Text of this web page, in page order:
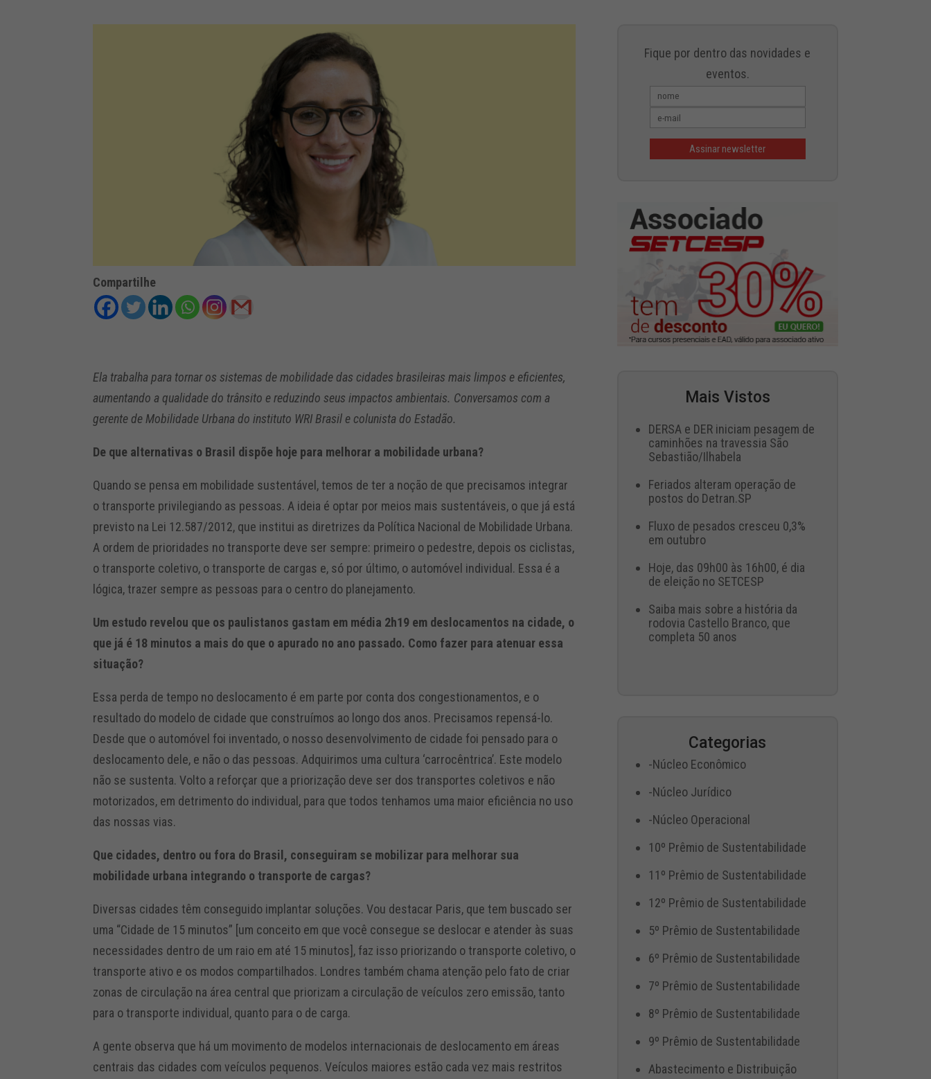
Compartilhe
Ela trabalha para tornar os sistemas de mobilidade das cidades brasileiras mais limpos e eficientes,
aumentando a qualidade do trânsito e reduzindo seus impactos ambientais. Conversamos com a
gerente de Mobilidade Urbana do instituto WRI Brasil e colunista do Estadão.
De que alternativas o Brasil dispõe hoje para melhorar a mobilidade urbana?
Quando se pensa em mobilidade sustentável, temos de ter a noção de que precisamos integrar
o transporte privilegiando as pessoas. A ideia é optar por meios mais sustentáveis, o que já está
previsto na Lei 12.587/2012, que institui as diretrizes da Política Nacional de Mobilidade Urbana.
A ordem de prioridades no transporte deve ser sempre: primeiro o pedestre, depois os ciclistas,
o transporte coletivo, o transporte de cargas e, só por último, o automóvel individual. Essa é a
lógica, trazer sempre as pessoas para o centro do planejamento.
Um estudo revelou que os paulistanos gastam em média 2h19 em deslocamentos na cidade, o
que já é 18 minutos a mais do que o apurado no ano passado. Como fazer para atenuar essa
situação?
Essa perda de tempo no deslocamento é em parte por conta dos congestionamentos, e o
resultado do modelo de cidade que construímos ao longo dos anos. Precisamos repensá-lo.
Desde que o automóvel foi inventado, o nosso desenvolvimento de cidade foi pensado para o
deslocamento dele, e não o das pessoas. Adquirimos uma cultura ‘carrocêntrica’. Este modelo
não se sustenta. Volto a reforçar que a priorização deve ser dos transportes coletivos e não
motorizados, em detrimento do individual, para que todos tenhamos uma maior eficiência no uso
das nossas vias.
Que cidades, dentro ou fora do Brasil, conseguiram se mobilizar para melhorar sua
mobilidade urbana integrando o transporte de cargas?
Diversas cidades têm conseguido implantar soluções. Vou destacar Paris, que tem buscado ser
uma “Cidade de 15 minutos” [um conceito em que você consegue se deslocar e atender às suas
necessidades dentro de um raio em até 15 minutos], faz isso priorizando o transporte coletivo, o
transporte ativo e os modos compartilhados. Londres também chama atenção pelo fato de criar
zonas de circulação na área central que priorizam a circulação de veículos zero emissão, tanto
para o transporte individual, quanto para o de carga.
A gente observa que há um movimento de modelos internacionais de deslocamento em áreas
centrais das cidades com veículos pequenos. Veículos maiores estão cada vez mais restritos
Fique por dentro das novidades e
eventos.
Mais Vistos
DERSA e DER iniciam pesagem de
caminhões na travessia São
Sebastião/Ilhabela
Feriados alteram operação de
postos do Detran.SP
Fluxo de pesados cresceu 0,3%
em outubro
Hoje, das 09h00 às 16h00, é dia
de eleição no SETCESP
Saiba mais sobre a história da
rodovia Castello Branco, que
completa 50 anos
Categorias
-Núcleo Econômico
-Núcleo Jurídico
-Núcleo Operacional
10º Prêmio de Sustentabilidade
11º Prêmio de Sustentabilidade
12º Prêmio de Sustentabilidade
5º Prêmio de Sustentabilidade
6º Prêmio de Sustentabilidade
7º Prêmio de Sustentabilidade
8º Prêmio de Sustentabilidade
9º Prêmio de Sustentabilidade
Abastecimento e Distribuição